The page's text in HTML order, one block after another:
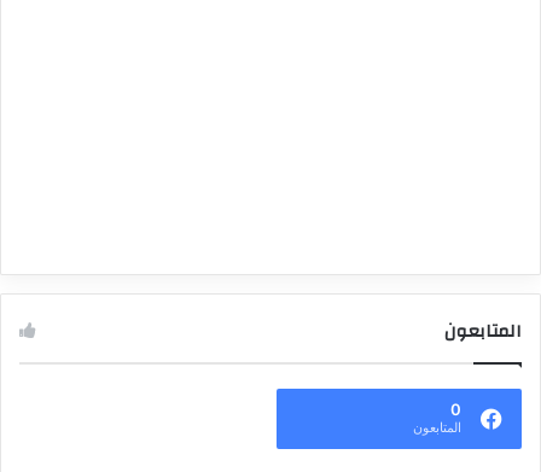
المتابعون
0
المتابعون